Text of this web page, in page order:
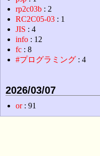
rp2c03b : 2
RC2C05-03 : 1
JIS : 4
info : 12
fc : 8
#プログラミング : 4
2026/03/07
or: 91